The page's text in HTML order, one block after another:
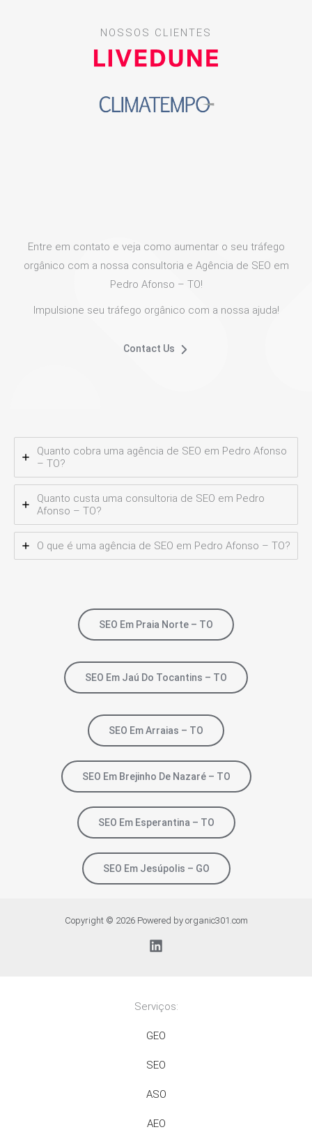
NOSSOS CLIENTES
Entre em contato e veja como aumentar o seu tráfego
orgânico com a nossa consultoria e Agência de SEO em
Pedro Afonso – TO!
Impulsione seu tráfego orgânico com a nossa ajuda!
Contact Us
Quanto cobra uma agência de SEO em Pedro Afonso
– TO?
Quanto custa uma consultoria de SEO em Pedro
Afonso – TO?
O que é uma agência de SEO em Pedro Afonso – TO?
SEO Em Praia Norte – TO
SEO Em Jaú Do Tocantins – TO
SEO Em Arraias – TO
SEO Em Brejinho De Nazaré – TO
SEO Em Esperantina – TO
SEO Em Jesúpolis – GO
Copyright © 2026 Powered by organic301.com
Serviços:
GEO
SEO
ASO
AEO